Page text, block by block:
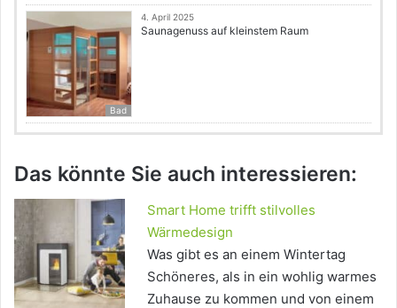
Bad
4. April 2025
Saunagenuss auf kleinstem Raum
Das könnte Sie auch interessieren:
Smart Home trifft stilvolles
Wärmedesign
Was gibt es an einem Wintertag
Schöneres, als in ein wohlig warmes
Zuhause zu kommen und von einem